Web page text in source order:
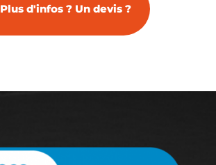
Plus d'infos ? Un devis ?